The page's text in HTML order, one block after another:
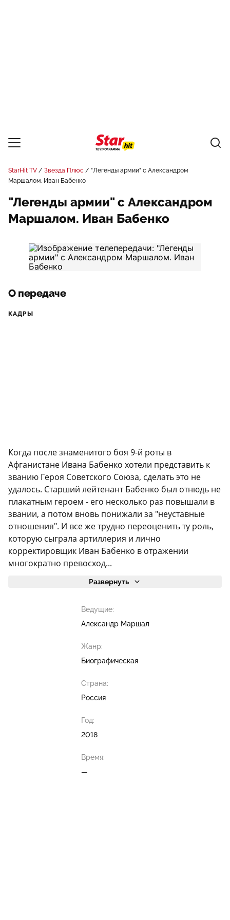
StarHit TV Звезда Плюс
"Легенды армии" с Александром
Маршалом. Иван Бабенко
"Легенды армии" с Александром
Маршалом. Иван Бабенко
О передаче
КАДРЫ
Когда после знаменитого боя 9-й роты в
Афганистане Ивана Бабенко хотели представить к
званию Героя Советского Союза, сделать это не
удалось. Старший лейтенант Бабенко был отнюдь не
плакатным героем - его несколько раз повышали в
звании, а потом вновь понижали за "неуставные
отношения". И все же трудно переоценить ту роль,
которую сыграла артиллерия и лично
корректировщик Иван Бабенко в отражении
многократно превосход...
Развернуть
Ведущие:
Александр Маршал
Жанр:
Биографическая
Страна:
Россия
Год:
2018
Время:
—